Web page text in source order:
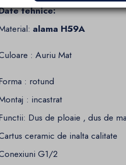
tehnice:
alama H59A
: Auriu Mat
: rotund
: incastrat
Dus de ploaie , dus de
ceramic de inalta calitate
G1/2